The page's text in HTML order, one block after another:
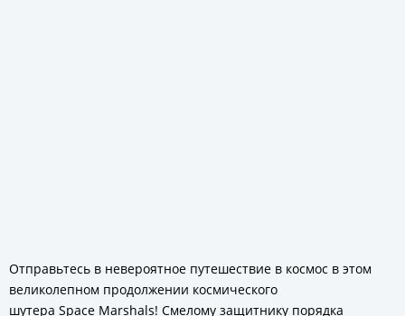
Отправьтесь в невероятное путешествие в космос в этом
великолепном продолжении космического
шутера Space Marshals! Смелому защитнику порядка